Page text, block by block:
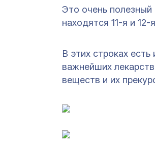
Это очень полезный
находятся 11-я и
В этих строках
важнейших
веществ и их